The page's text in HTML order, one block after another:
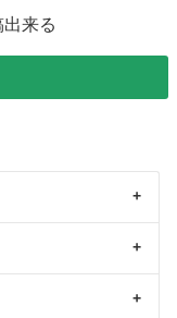
来る